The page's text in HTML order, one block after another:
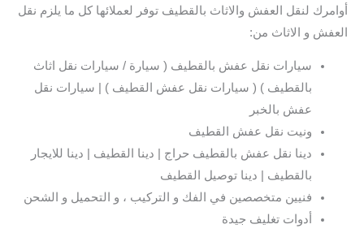
أوامرك لنقل العفش والاثاث بالقطيف توفر لعملائها كل ما يلزم نقل
العفش و الاثاث من:
سيارات نقل عفش بالقطيف ( سيارة / سيارات نقل اثاث
بالقطيف ) ( سيارات نقل عفش القطيف ) | سيارات نقل
عفش بالخبر
ونيت نقل عفش القطيف
دينا نقل عفش بالقطيف حراج | دينا القطيف | دينا للايجار
بالقطيف | دينا توصيل القطيف
فنيين متخصصين في الفك و التركيب ، و التحميل و الشحن
أدوات تغليف جيدة